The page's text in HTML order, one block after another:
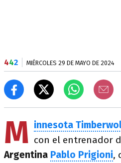
442 MIÉRCOLES 29 DE MAYO DE 2024
M innesota
con el entrenador
Argentina Pablo Prigioni,